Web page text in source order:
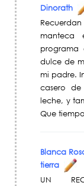
Dinorath
manteca
dulce de
mi padre.
casero
leche, y
Que
Blanca
tierra
UN